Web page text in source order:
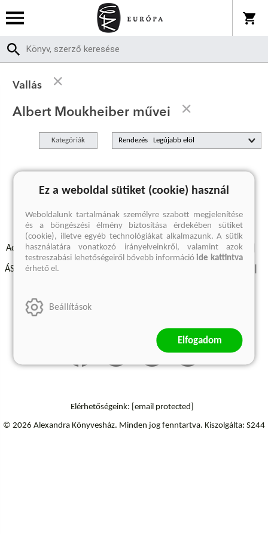
Vallás
Albert Moukheiber művei
Kategóriák Rendezés
A keresett kifejezésre nincs találat
Adatvédelmi szabályzatok Elállási felmondási nyilatkozat
ÁSZF - Vásárlási feltételek
Elérhetőségeink: [email protected]
© 2026 Alexandra Könyvesház. Minden jog fenntartva. Kiszolgálta: S244
Ez a weboldal sütiket (cookie) használ
Weboldalunk tartalmának személyre szabott megjelenítése
és a böngészési élmény biztosítása érdekében sütiket
(cookie), illetve egyéb technológiákat alkalmazunk. A sütik
használatára vonatkozó irányelveinkről, valamint azok
testreszabási lehetőségeiről bővebb információide kattintva
érhető el.
Beállítások
Elfogadom